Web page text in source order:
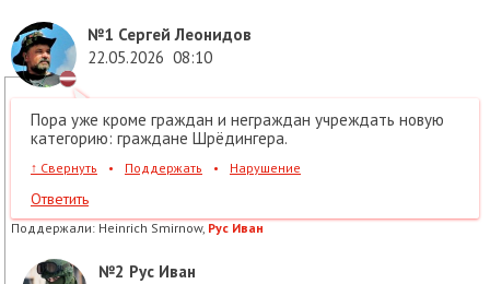
№1 Сергей Леонидов
22.05.2026 08:10
Пора уже кроме граждан и неграждан учреждать новую
категорию: граждане Шрёдингера.
↑ Свернуть • Поддержать • Нарушение
Ответить
Поддержали: Heinrich Smirnow, Рус Иван
№2 Рус Иван